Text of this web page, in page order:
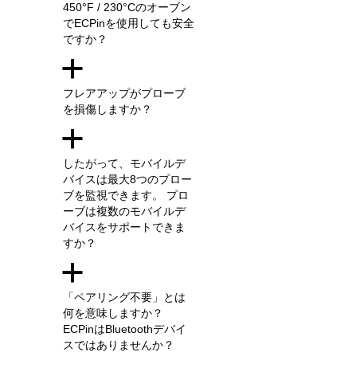
450°F / 230°Cのオーブン
でECPinを使用しても安全
ですか？
a
フレアアップがプローブ
を損傷しますか？
a
したがって、モバイルデ
バイスは最大8つのプロー
ブを監視できます。 プロ
ーブは複数のモバイルデ
バイスをサポートできま
すか？
a
「ペアリング不要」とは
何を意味しますか？
ECPinはBluetoothデバイ
スではありませんか？